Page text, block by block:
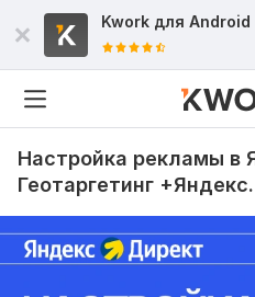
Kwork для Android
Настройка рекламы в
Геотаргетинг